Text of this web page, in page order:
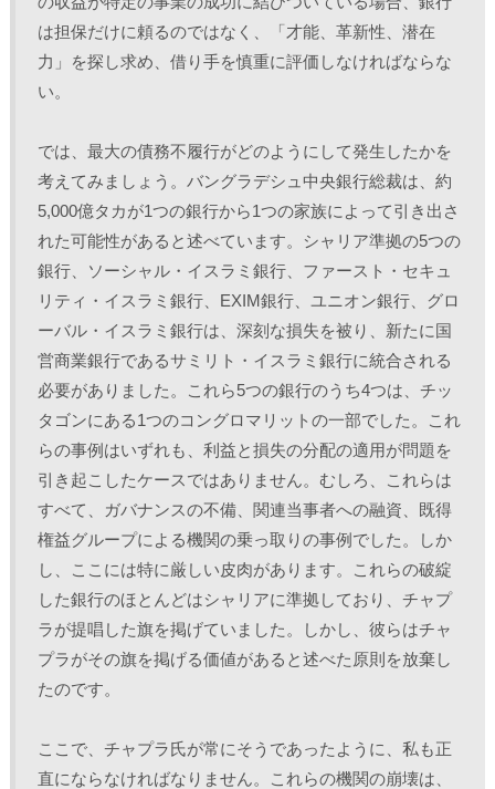
は担保だけに頼るのではなく、「才能、革新性、潜在
力」を探し求め、借り手を慎重に評価しなければならな
い。
では、最大の債務不履行がどのようにして発生したかを
考えてみましょう。バングラデシュ中央銀行総裁は、約
5,000億タカが1つの銀行から1つの家族によって引き出さ
れた可能性があると述べています。シャリア準拠の5つの
銀行、ソーシャル・イスラミ銀行、ファースト・セキュ
リティ・イスラミ銀行、EXIM銀行、ユニオン銀行、グロ
ーバル・イスラミ銀行は、深刻な損失を被り、新たに国
営商業銀行であるサミリト・イスラミ銀行に統合される
必要がありました。これら5つの銀行のうち4つは、チッ
タゴンにある1つのコングロマリットの一部でした。これ
らの事例はいずれも、利益と損失の分配の適用が問題を
引き起こしたケースではありません。むしろ、これらは
すべて、ガバナンスの不備、関連当事者への融資、既得
権益グループによる機関の乗っ取りの事例でした。しか
し、ここには特に厳しい皮肉があります。これらの破綻
した銀行のほとんどはシャリアに準拠しており、チャプ
ラが提唱した旗を掲げていました。しかし、彼らはチャ
プラがその旗を掲げる価値があると述べた原則を放棄し
たのです。
ここで、チャプラ氏が常にそうであったように、私も正
直にならなければなりません。これらの機関の崩壊は、